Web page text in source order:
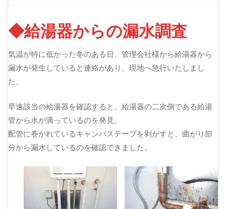
◆給湯器からの漏水調査
気温が特に低かった冬のある日、管理会社様から給湯器から
漏水が発生していると連絡があり、現地へ急行いたしまし
た。
早速該当の給湯器を確認すると、給湯器の二次側である給湯
管から水が滴っているのを発見。
配管に巻かれているキャンパステープを剥がすと、曲がり部
分から漏水しているのを確認できました。